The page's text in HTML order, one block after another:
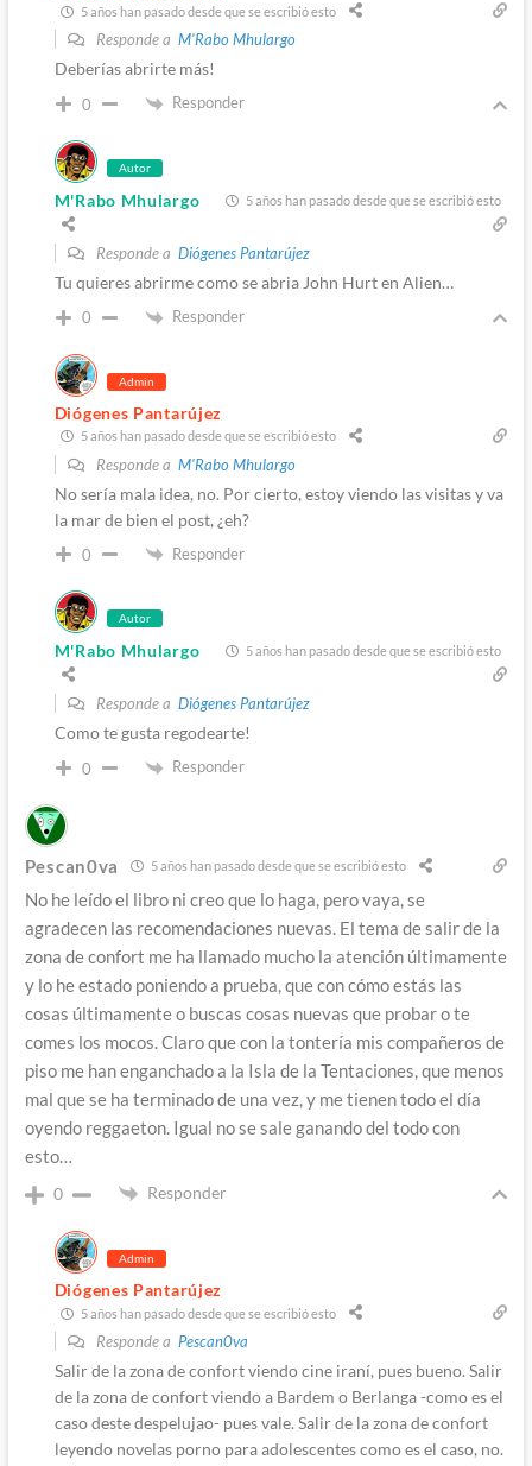
5 años han pasado desde que se escribió esto
Responde a M'Rabo Mhulargo
Deberías abrirte más!
0 Responder
Autor
M'Rabo Mhulargo 5 años han pasado desde que se escribió esto
Responde a Diógenes Pantarújez
Tu quieres abrirme como se abria John Hurt en Alien…
0 Responder
Admin
Diógenes Pantarújez
5 años han pasado desde que se escribió esto
Responde a M'Rabo Mhulargo
No sería mala idea, no. Por cierto, estoy viendo las visitas y va
la mar de bien el post, ¿eh?
0 Responder
Autor
M'Rabo Mhulargo 5 años han pasado desde que se escribió esto
Responde a Diógenes Pantarújez
Como te gusta regodearte!
0 Responder
Pescan0va 5 años han pasado desde que se escribió esto
No he leído el libro ni creo que lo haga, pero vaya, se
agradecen las recomendaciones nuevas. El tema de salir de la
zona de confort me ha llamado mucho la atención últimamente
y lo he estado poniendo a prueba, que con cómo estás las
cosas últimamente o buscas cosas nuevas que probar o te
comes los mocos. Claro que con la tontería mis compañeros de
piso me han enganchado a la Isla de la Tentaciones, que menos
mal que se ha terminado de una vez, y me tienen todo el día
oyendo reggaeton. Igual no se sale ganando del todo con
esto…
0 Responder
Admin
Diógenes Pantarújez
5 años han pasado desde que se escribió esto
Responde a Pescan0va
Salir de la zona de confort viendo cine iraní, pues bueno. Salir
de la zona de confort viendo a Bardem o Berlanga -como es el
caso deste despelujao- pues vale. Salir de la zona de confort
leyendo novelas porno para adolescentes como es el caso, no.